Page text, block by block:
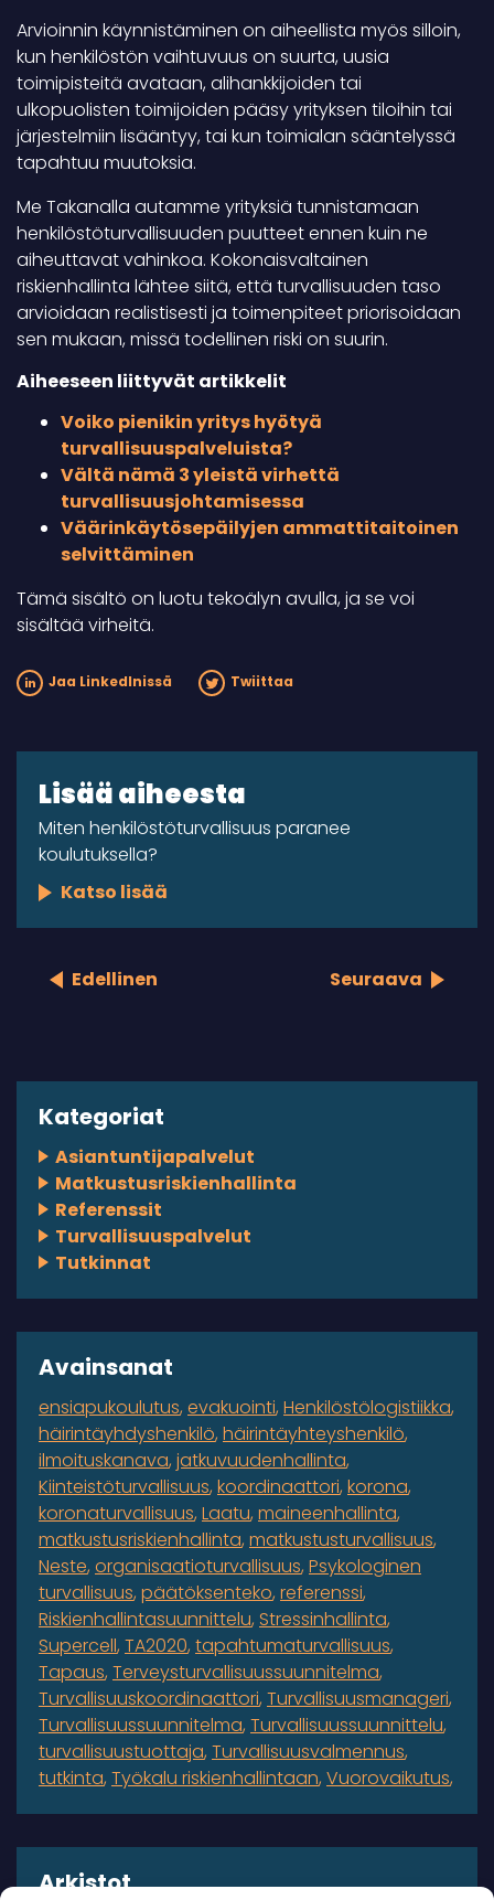
Arvioinnin käynnistäminen on aiheellista myös silloin,
kun henkilöstön vaihtuvuus on suurta, uusia
toimipisteitä avataan, alihankkijoiden tai
ulkopuolisten toimijoiden pääsy yrityksen tiloihin tai
järjestelmiin lisääntyy, tai kun toimialan sääntelyssä
tapahtuu muutoksia.
Me Takanalla autamme yrityksiä tunnistamaan
henkilöstöturvallisuuden puutteet ennen kuin ne
aiheuttavat vahinkoa. Kokonaisvaltainen
riskienhallinta lähtee siitä, että turvallisuuden taso
arvioidaan realistisesti ja toimenpiteet priorisoidaan
sen mukaan, missä todellinen riski on suurin.
Aiheeseen liittyvät artikkelit
Voiko pienikin yritys hyötyä
turvallisuuspalveluista?
Vältä nämä 3 yleistä virhettä
turvallisuusjohtamisessa
Väärinkäytösepäilyjen ammattitaitoinen
selvittäminen
Tämä sisältö on luotu tekoälyn avulla, ja se voi
sisältää virheitä.
Jaa LinkedInissä Twiittaa
Lisää aiheesta
Miten henkilöstöturvallisuus paranee
koulutuksella?
Katso lisää
Edellinen Seuraava
Kategoriat
Asiantuntijapalvelut
Matkustusriskienhallinta
Referenssit
Turvallisuuspalvelut
Tutkinnat
Avainsanat
ensiapukoulutus evakuointi Henkilöstölogistiikka
häirintäyhdyshenkilö häirintäyhteyshenkilö
ilmoituskanava jatkuvuudenhallinta
Kiinteistöturvallisuus koordinaattori korona
koronaturvallisuus Laatu maineenhallinta
matkustusriskienhallinta matkustusturvallisuus
Neste organisaatioturvallisuus Psykologinen
turvallisuus päätöksenteko referenssi
Riskienhallintasuunnittelu Stressinhallinta
Supercell TA2020 tapahtumaturvallisuus
Tapaus Terveysturvallisuussuunnitelma
Turvallisuuskoordinaattori Turvallisuusmanageri
Turvallisuussuunnitelma Turvallisuussuunnittelu
turvallisuustuottaja Turvallisuusvalmennus
tutkinta Työkalu riskienhallintaan Vuorovaikutus
Arkistot